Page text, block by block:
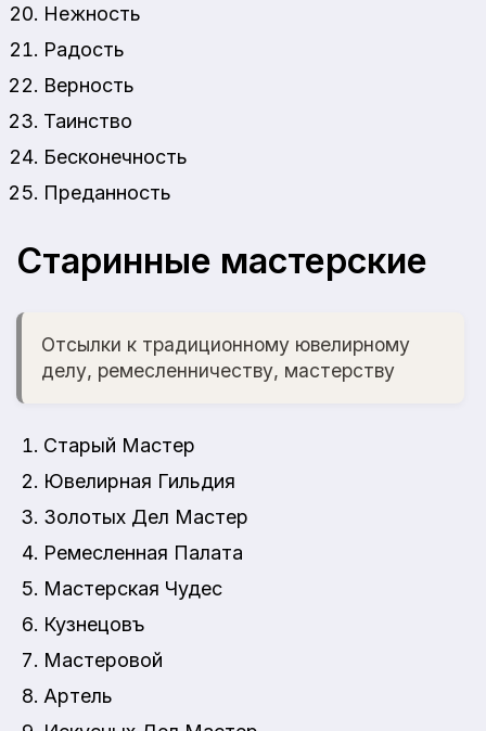
Нежность
Радость
Верность
Таинство
Бесконечность
Преданность
Старинные мастерские
Отсылки к традиционному ювелирному
делу, ремесленничеству, мастерству
Старый Мастер
Ювелирная Гильдия
Золотых Дел Мастер
Ремесленная Палата
Мастерская Чудес
Кузнецовъ
Мастеровой
Артель